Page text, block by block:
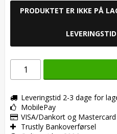
PRODUKTET ER IKKE PÅ
Leveringstid 2-3 dage for
MobilePay
VISA/Dankort og Mastercard
Trustly Bankoverførsel